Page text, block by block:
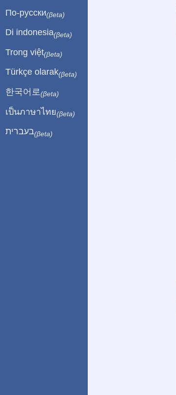
По-русски(βeta)
Di indonesia(βeta)
Trong việt(βeta)
Türkçe olarak(βeta)
한국어로 (βeta)
เป็นภาษาไทย(βeta)
בעברית(βeta)